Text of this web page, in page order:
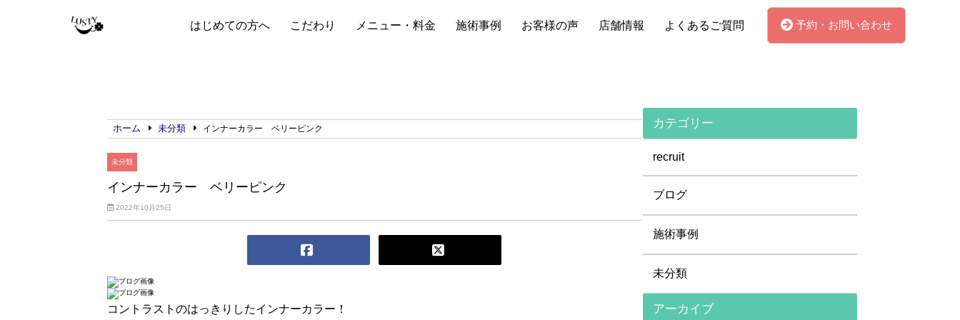
はじめての方へ こだわり メニュー・料金 施術事例 お客様の声 店舗情報 よくあるご質問 予約・お問い合わせ
ホーム 未分類 インナーカラー ベリーピンク
未分類
インナーカラー ベリーピンク
2022年10月25日
コントラストのはっきりしたインナーカラー！
カテゴリー
recruit
ブログ
施術事例
未分類
アーカイブ